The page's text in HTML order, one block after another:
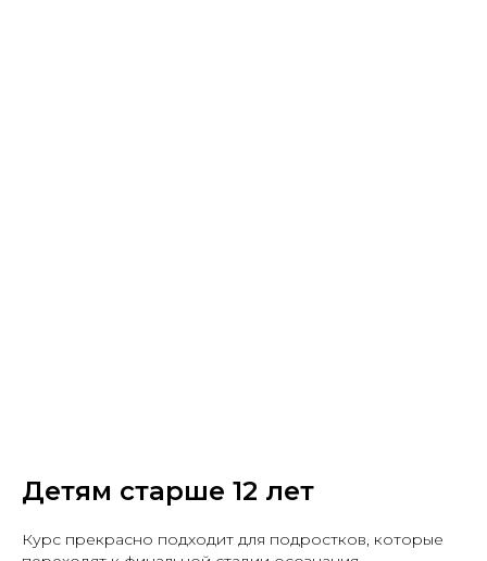
Детям старше 12 лет
Курс прекрасно подходит для подростков, которые